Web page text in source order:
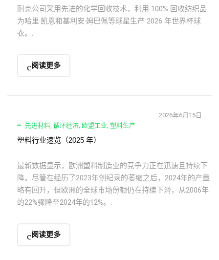
耐克公司采用先进的化学回收技术，利用 100% 回收纺织品
为哈里·凯恩和基利安·姆巴佩等球星生产 2026 年世界杯球
衣。.
阅读更多
2026年6月15日
先进材料, 循环经济, 欧盟工业, 塑料生产
塑料行业速览（2025 年）
最新数据显示，欧洲塑料制造业的竞争力正在迅速且持续下
降。尽管在经历了2023年创纪录的萎缩之后，2024年的产量
略有回升，但欧洲的全球市场份额仍在持续下滑，从2006年
的22%骤降至2024年的12%。.
阅读更多